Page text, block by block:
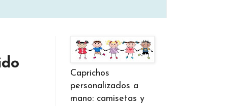
Caprichos
personalizados a
mano: camisetas y